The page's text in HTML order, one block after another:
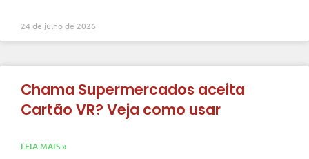
24 de julho de 2026
Chama Supermercados aceita
Cartão VR? Veja como usar
LEIA MAIS »